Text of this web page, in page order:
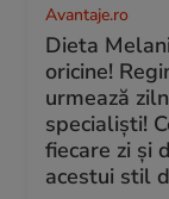
Avantaje.ro
Dieta
oricine!
urmează
specialiști!
fiecare zi și
acestui stil